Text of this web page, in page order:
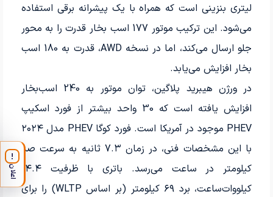
لیتری بنزینی است که همراه با یک پیشرانه برقی استفاده
می‌شود. این ترکیب موتور 177 اسب بخار قدرت را به محور
جلو ارسال می‌کند، اما در نسخه AWD، قدرت به 180 اسب
بخار افزایش می‌یابد.
در ورژن هیبرید پلاگین، توان موتور به 240 اسب‌بخار
افزایش یافته است که 30 واحد بیشتر از فورد اسکیپ
PHEV موجود در آمریکا است. فورد کوگا PHEV مدل ۲۰۲۴
با این مشخصات فنی، در زمان 7.۳ ثانیه به سرعت صد
کیلومتر در ساعت می‌رسد. باتری با ظرفیت ۱۴.۴
کیلووات‌ساعت، برد ۶۹ کیلومتر (بر اساس WLTP) را برای
!
اعلان